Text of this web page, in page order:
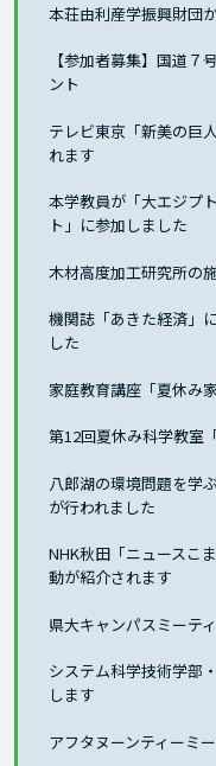
本荘由利産学振興財団
【参加者募集】国道７
ント
テレビ東京「新美の巨
れます
本学教員が「大エジプ
ト」に参加しました
木材高度加工研究所の
機関誌「あきた経済」
した
家庭教育講座「夏休み
第12回夏休み科学教室
八郎湖の環境問題を学
が行われました
NHK秋田「ニュースこ
動が紹介されます
県大キャンパスミーテ
システム科学技術学部
します
アフタヌーンティーミ